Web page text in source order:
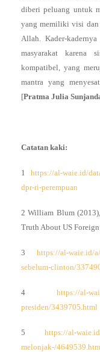
diberi peluang untuk
yang memiliki visi dan
Allah. Kader-
masyarakat karena
kompatibel, yang
mantra yang
[Pratma Julia
Catatan kaki:
1 https://al-waie.id/
dpr-ri-perempuan
2 William Blum
Truth About US
3 https://al-waie.id/
sebelum-clinton/
4 https://al-
presiden/3439705.html
5 https://al-
melonjak-/